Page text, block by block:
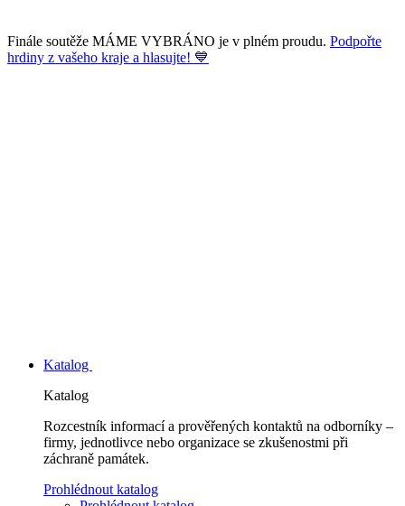
Finále soutěže MÁME VYBRÁNO je v plném proudu. Podpořte
hrdiny z vašeho kraje a hlasujte! 💙
Katalog
Katalog
Rozcestník informací a prověřených kontaktů na odborníky –
firmy, jednotlivce nebo organizace se zkušenostmi při
záchraně památek.
Prohlédnout katalog